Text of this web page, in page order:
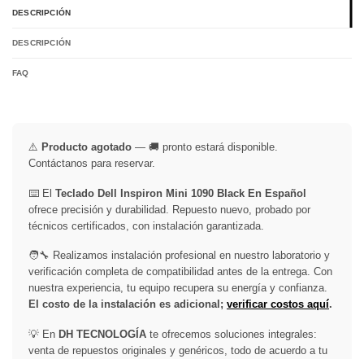
DESCRIPCIÓN
DESCRIPCIÓN
FAQ
⚠️ Producto agotado — 🚚 pronto estará disponible.
Contáctanos para reservar.
⌨️ El Teclado Dell Inspiron Mini 1090 Black En Español
ofrece precisión y durabilidad. Repuesto nuevo, probado por
técnicos certificados, con instalación garantizada.
🧑‍🔧 Realizamos instalación profesional en nuestro laboratorio y
verificación completa de compatibilidad antes de la entrega. Con
nuestra experiencia, tu equipo recupera su energía y confianza.
El costo de la instalación es adicional; verificar costos aquí.
💡 En DH TECNOLOGÍA te ofrecemos soluciones integrales:
venta de repuestos originales y genéricos, todo de acuerdo a tu